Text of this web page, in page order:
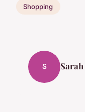
Shopping
S Sarah